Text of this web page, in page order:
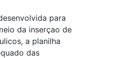
para
da inserçao de
a planilha
das